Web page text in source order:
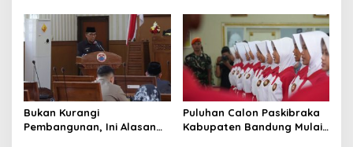
Pemerintah
Alternatif di Padalarang
Bukan Kurangi
Pembangunan, Ini Alasan
Puluhan Calon Paskibraka
Kabupaten Bandung Mulai